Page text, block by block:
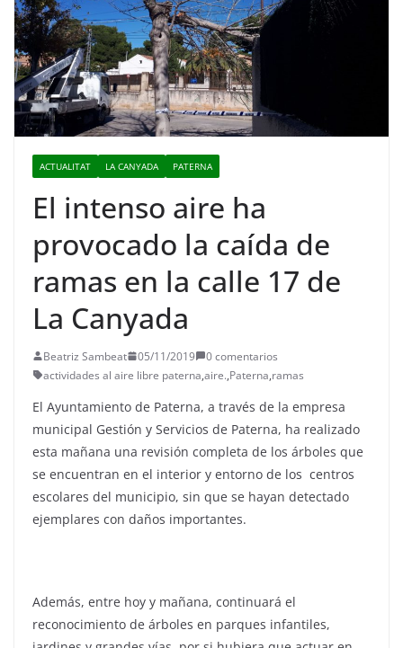
ACTUALITAT LA CANYADA PATERNA
El intenso aire ha
provocado la caída de
ramas en la calle 17 de
La Canyada
Beatriz Sambeat 05/11/2019
0 comentarios
actividades al aire libre paterna,aire.,Paterna,ramas
El Ayuntamiento de Paterna, a través de la empresa
municipal Gestión y Servicios de Paterna, ha realizado
esta mañana una revisión completa de los árboles que
se encuentran en el interior y entorno de los centros
escolares del municipio, sin que se hayan detectado
ejemplares con daños importantes.
Además, entre hoy y mañana, continuará el
reconocimiento de árboles en parques infantiles,